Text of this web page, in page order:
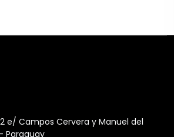
e/ Campos Cervera y Manuel del
Paraguay